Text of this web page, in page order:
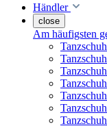
Händler
close
Am häufigsten